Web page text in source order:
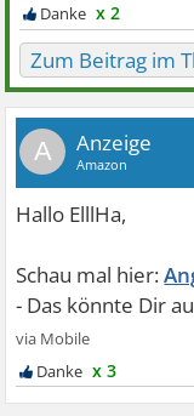
x 2
Zum Beitrag im
A
x 3